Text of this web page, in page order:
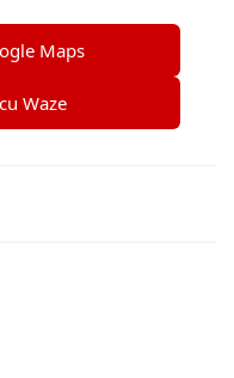
Maps
Waze